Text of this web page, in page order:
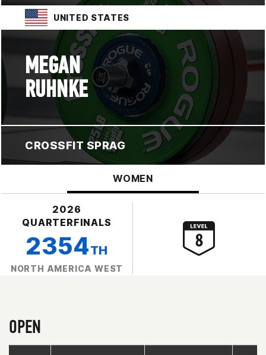
UNITED STATES
MEGAN
RUHNKE
CROSSFIT SPRAG
WOMEN
2026
QUARTERFINALS
2354TH
NORTH AMERICA WEST
OPEN